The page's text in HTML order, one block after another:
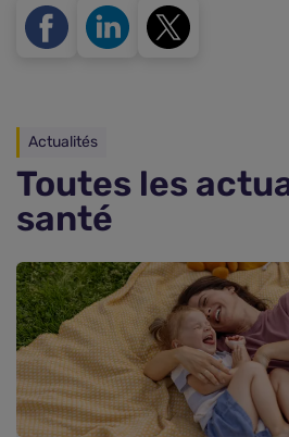
Actualités
Toutes les
santé